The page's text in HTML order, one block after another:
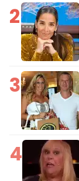
2
3
4